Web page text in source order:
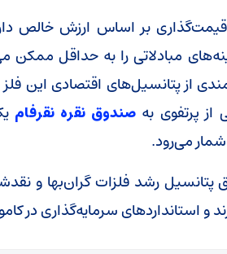
مبادلاتی را به حداقل ممکن
از پتانسیل‌های اقتصادی این
پرتفوی بهصندوق نقره نقرفام
می‌رود.
رشد فلزات گران‌بها و
و استانداردهای سرمایه‌گذاری در